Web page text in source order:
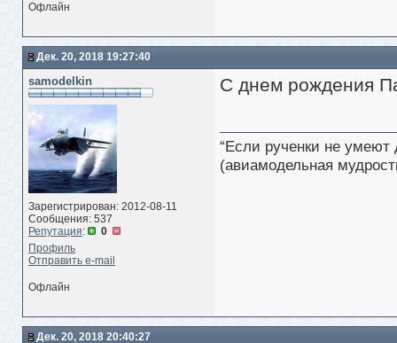
Офлайн
Дек. 20, 2018 19:27:40
samodelkin
Зарегистрирован: 2012-08-11
Сообщения: 537
Репутация:
0
Профиль
Отправить e-mail
С днем рождения
“Если рученки не умеют
(авиамодельная
Офлайн
Дек. 20, 2018 20:40:27